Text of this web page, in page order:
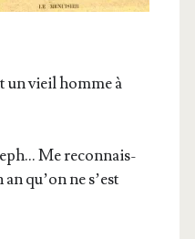
un vieil homme à
Me recon­nais­
qu’on ne s’est